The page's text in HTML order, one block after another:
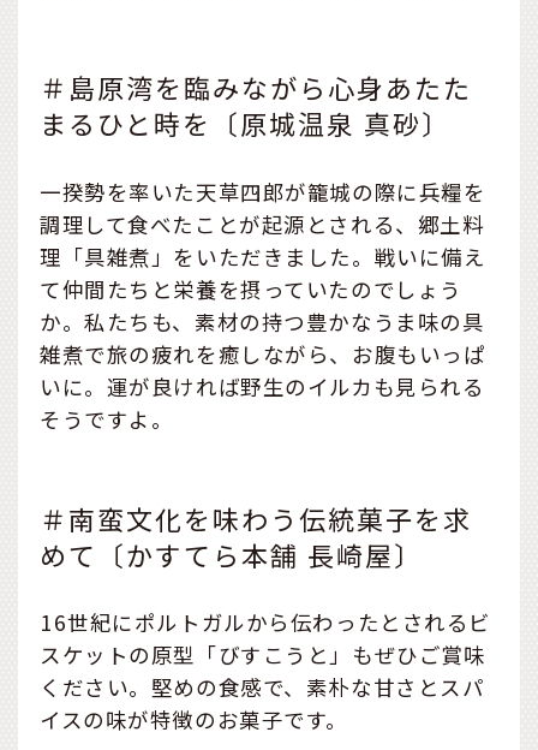
＃島原湾を臨みながら心身あたた
まるひと時を〔原城温泉 真砂〕
一揆勢を率いた天草四郎が籠城の際に兵糧を
調理して食べたことが起源とされる、郷土料
理「具雑煮」をいただきました。戦いに備え
て仲間たちと栄養を摂っていたのでしょう
か。私たちも、素材の持つ豊かなうま味の具
雑煮で旅の疲れを癒しながら、お腹もいっぱ
いに。運が良ければ野生のイルカも見られる
そうですよ。
＃南蛮文化を味わう伝統菓子を求
めて〔かすてら本舗 長崎屋〕
16世紀にポルトガルから伝わったとされるビ
スケットの原型「びすこうと」もぜひご賞味
ください。堅めの食感で、素朴な甘さとスパ
イスの味が特徴のお菓子です。